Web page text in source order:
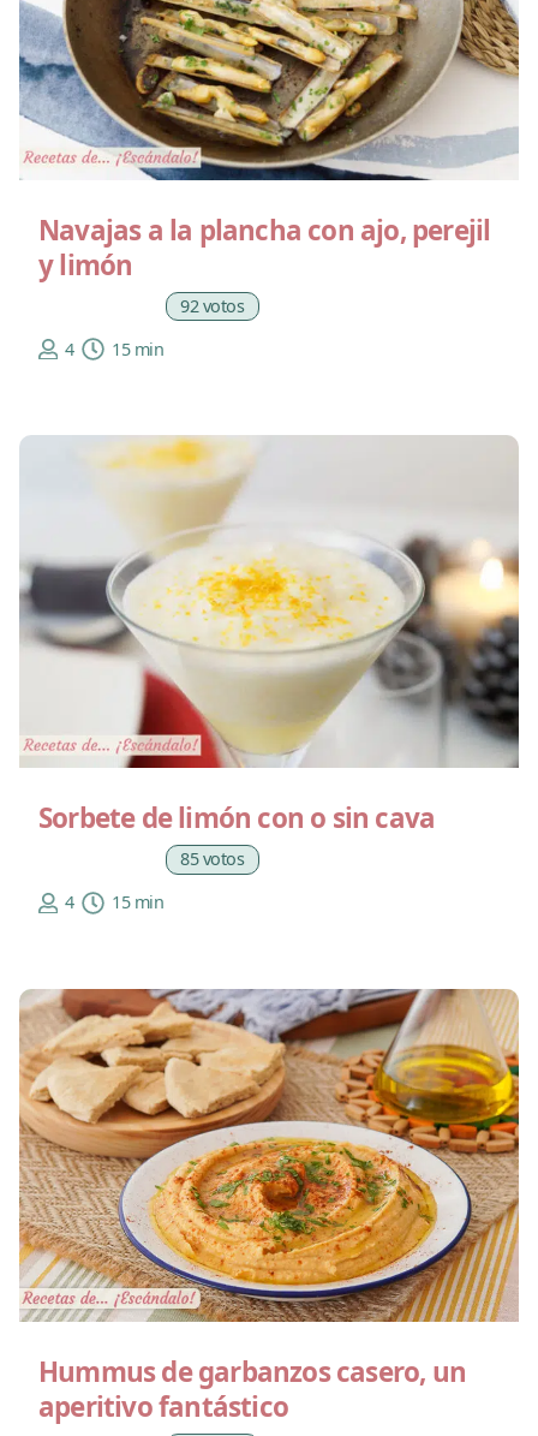
Navajas a la plancha con ajo, perejil
y limón
92 votos
4
15 min
Sorbete de limón con o sin cava
85 votos
4
15 min
Hummus de garbanzos casero, un
aperitivo fantástico